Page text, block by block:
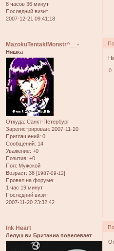
8 часов 36 минут
Последний визит:
2007-12-21 09:41:18
MazokuTentaklMonstr^__-
Няшка
Откуда: Санкт-Петербург
Зарегистрирован: 2007-11-20
Приглашений: 0
Сообщений: 14
Уважение: +0
Позитив: +0
Пол: Мужской
Возраст: 38 [1987-09-12]
Провел на форуме:
1 час 19 минут
Последний визит:
2007-11-20 23:32:42
0
Ink Heart
Лелуш ви Британиа повелевает